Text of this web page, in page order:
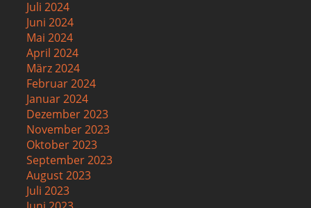
Juli 2024
Juni 2024
Mai 2024
April 2024
März 2024
Februar 2024
Januar 2024
Dezember 2023
November 2023
Oktober 2023
September 2023
August 2023
Juli 2023